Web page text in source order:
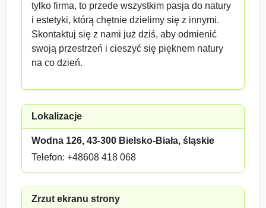
tylko firma, to przede wszystkim pasja do natury
i estetyki, którą chętnie dzielimy się z innymi.
Skontaktuj się z nami już dziś, aby odmienić
swoją przestrzeń i cieszyć się pięknem natury
na co dzień.
Lokalizacje
Wodna 126, 43-300 Bielsko-Biała, śląskie
Telefon: +48608 418 068
Zrzut ekranu strony